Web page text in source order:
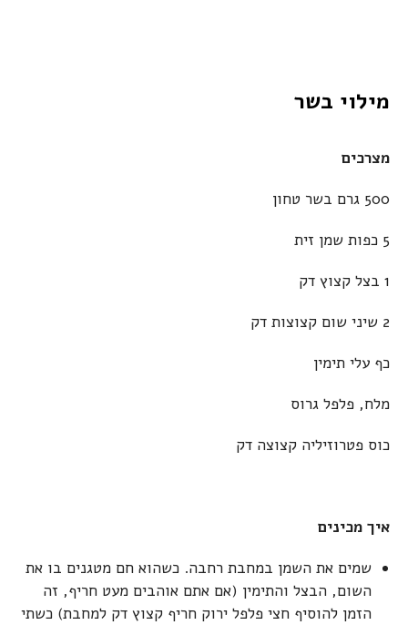
מילוי בשר
מצרכים
500 גרם בשר טחון
5 כפות שמן זית
1 בצל קצוץ דק
2 שיני שום קצוצות דק
כף עלי תימין
מלח, פלפל גרוס
כוס פטרוזיליה קצוצה דק
איך מכינים
שמים את השמן במחבת רחבה. כשהוא חם מטגנים בו את
השום, הבצל והתימין (אם אתם אוהבים מעט חריף, זה
הזמן להוסיף חצי פלפל ירוק חריף קצוץ דק למחבת) כשתי